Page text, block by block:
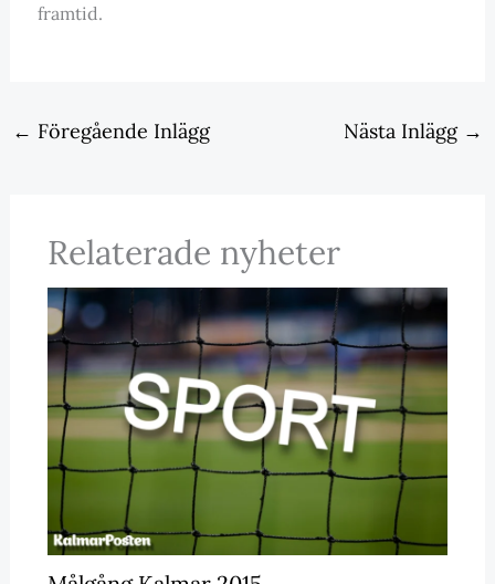
framtid.
← Föregående Inlägg Nästa Inlägg →
Relaterade nyheter